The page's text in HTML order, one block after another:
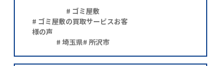
# ゴミ屋敷
# ゴミ屋敷の買取サービスお客
様の声
# 埼玉県# 所沢市